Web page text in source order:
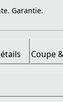
Garantie.
Coupe